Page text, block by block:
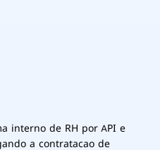
interno de RH por API e
a contratacao de